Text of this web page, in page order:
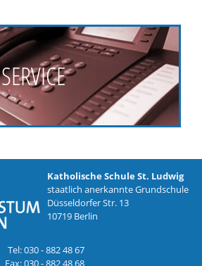
SERVICE
Katholische Schule St. Ludwig
staatlich anerkannte Grundschule
Düsseldorfer Str. 13
10719 Berlin
Tel: 030 - 882 48 67
Fax: 030 - 882 48 68